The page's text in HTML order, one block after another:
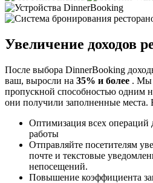
Увеличение доходов
После выбора DinnerBooking
ваш, выросли на 35% и более . Мы
пропускной способностью одним
они получили заполненные места.
Оптимизация всех операций
работы
Отправляйте посетителям
почте и текстовые
непосещений.
Повышение коэффициента